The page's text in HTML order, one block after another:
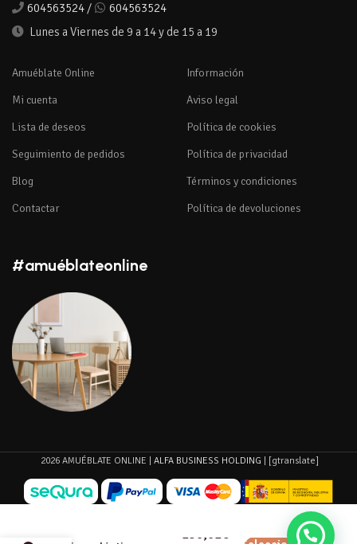
604563524 /
604563524
Lunes a Viernes de 9 a 14 y de 15 a 19
Amuéblate Online
Mi cuenta
Lista de deseos
Seguimiento de pedidos
Blog
Contactar
Información
Aviso legal
Política de cookies
Política de privacidad
Términos y condiciones
Política de devoluciones
#amuéblateonline
2026 AMUÉBLATE ONLINE | ALFA BUSINESS HOLDING | [gtranslate]
190,61€